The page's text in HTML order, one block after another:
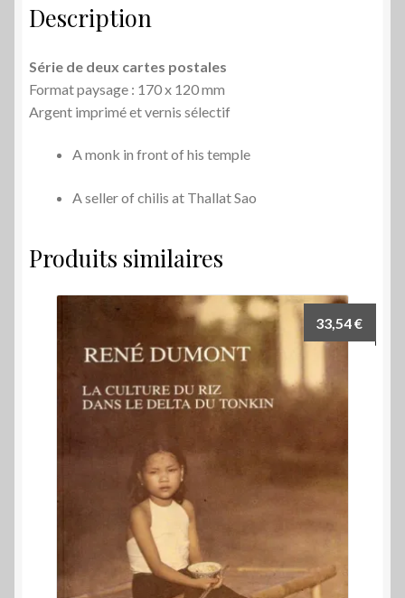
Description
Série de deux cartes postales
Format paysage : 170 x 120 mm
Argent imprimé et vernis sélectif
A monk in front of his temple
A seller of chilis at Thallat Sao
Produits similaires
33,54€